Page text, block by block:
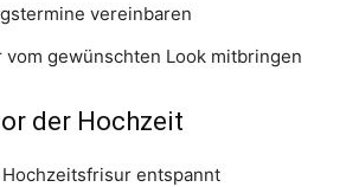
vereinbaren
vom gewünschten Look mitbringen
der Hochzeit
entspannt